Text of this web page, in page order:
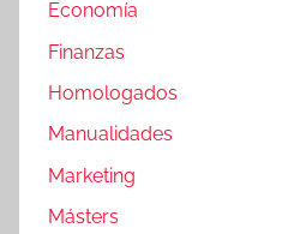
Economía
Finanzas
Homologados
Manualidades
Marketing
Másters